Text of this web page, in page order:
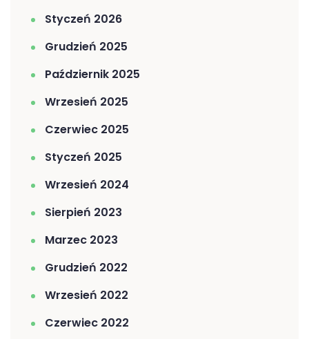
Styczeń 2026
Grudzień 2025
Październik 2025
Wrzesień 2025
Czerwiec 2025
Styczeń 2025
Wrzesień 2024
Sierpień 2023
Marzec 2023
Grudzień 2022
Wrzesień 2022
Czerwiec 2022